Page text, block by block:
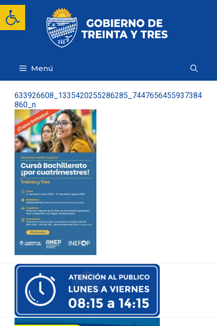
Abrir barra de herramientas
Saltar
contenido
Menú
633926608_1335420255286285_7447656455937384
860_n